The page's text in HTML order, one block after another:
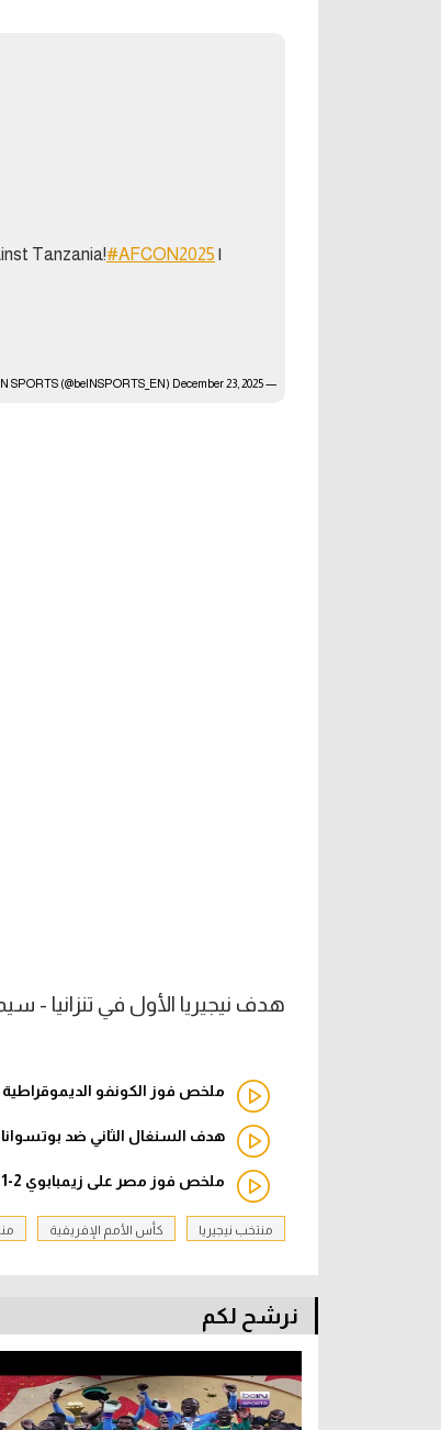
Tanzania!#AFCON2025 |
— beIN SPORTS (@beINSPORTS_EN)
December 23, 2025
هدف نيجيريا الأول في تنزانيا -
ملخص فوز الكونفو الديموقراطية على بنين 1-0 (كأس
هدف السنغال الثاني ضد
ملخص فوز مصر على زيمبابوي 2-1 (أمم إفريقيا)
منتخب نيجيريا كأس الأمم الإفريفية
نرشح لكم